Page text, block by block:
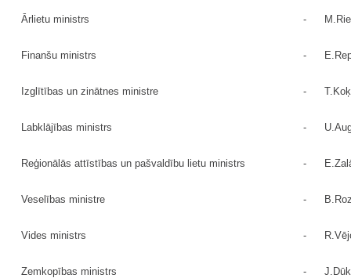
Ārlietu ministrs -
Finanšu ministrs -
Izglītības un zinātnes ministre -
Labklājības ministrs -
Reģionālās attīstības un pašvaldību lietu ministrs -
Veselības ministre -
Vides ministrs -
Zemkopības ministrs -